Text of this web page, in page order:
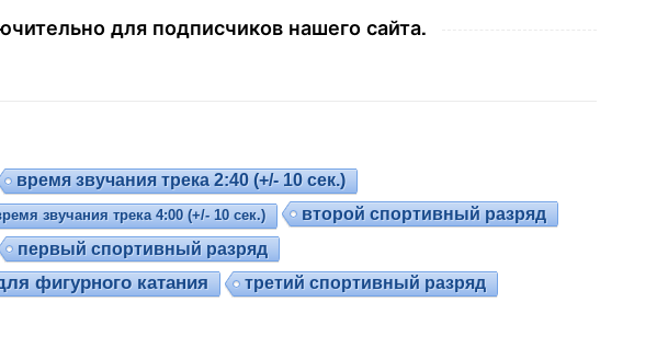
для подписчиков нашего сайта.
время звучания трека 2:40 (+/- 10 сек.)
звучания трека 4:00 (+/- 10 сек.) второй спортивный разряд
первый спортивный разряд
фигурного катания
третий спортивный разряд